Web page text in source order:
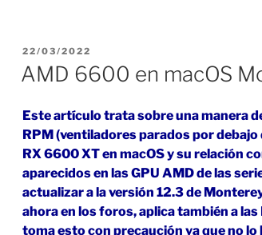
PUBLICADO
22/03/2022
AMD 6600 en macOS
Este artículo trata sobre una manera
RPM (ventiladores parados por
RX 6600 XT en macOS y su relación
aparecidos en las GPU AMD de las
actualizar a la versión 12.3 de
ahora en los foros, aplica también a
toma esto con precaución ya que no